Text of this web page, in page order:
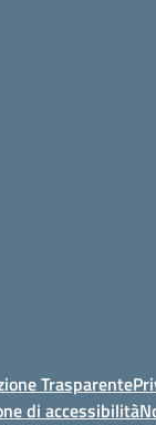
Trasparente
di accessibilità